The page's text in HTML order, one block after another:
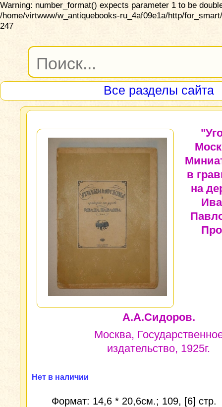
Warning: number_format() expects parameter 1 to be
/home/virtwww/w_antiquebooks-ru_4af09e1a/http/
247
Все разделы сайта
в
на
А.А.Сидоров.
Москва,
издательство, 1925г.
Нет в наличии
Формат: 14,6 * 20,6см.; 109, [6] стр.